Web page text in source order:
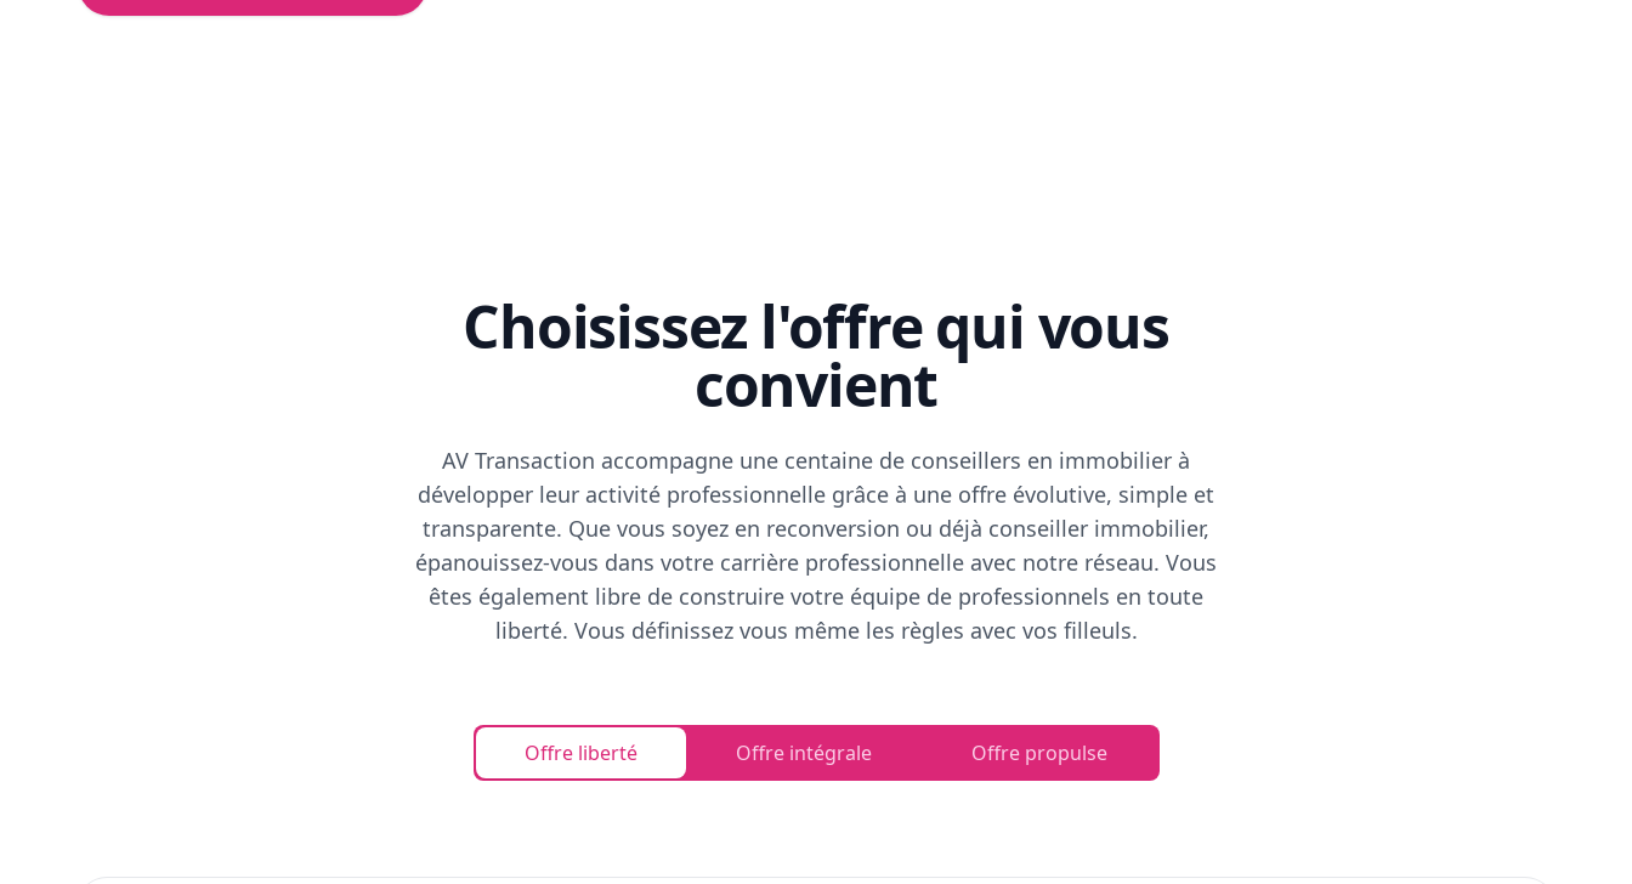
Choisissez l'offre qui vous
convient
AV Transaction accompagne une centaine de conseillers en immobilier à
développer leur activité professionnelle grâce à une offre évolutive, simple et
transparente. Que vous soyez en reconversion ou déjà conseiller immobilier,
épanouissez-vous dans votre carrière professionnelle avec notre réseau. Vous
êtes également libre de construire votre équipe de professionnels en toute
liberté. Vous définissez vous même les règles avec vos filleuls.
Offre liberté Offre intégrale Offre propulse